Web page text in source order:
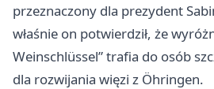
przeznaczony dla prezydent
właśnie on potwierdził, że
Weinschlüssel” trafia do osób
dla rozwijania więzi z Öhringen.